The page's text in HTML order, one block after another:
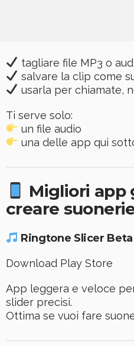
tagliare file MP3 o
salvare la clip come
usarla per chiamate,
Ti serve solo:
un file audio
una delle app qui
Migliori app
creare
Ringtone Slicer Beta
Download Play Store
App leggera e veloce
slider precisi.
Ottima se vuoi fare